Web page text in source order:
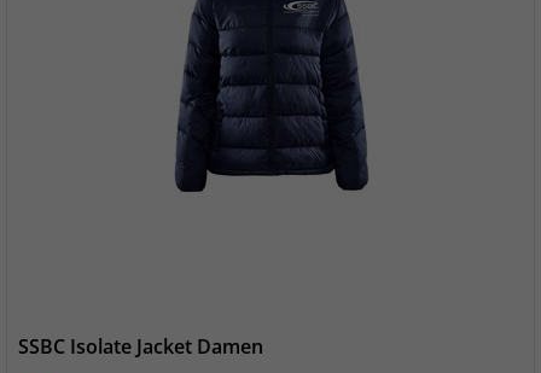
SSBC Isolate Jacket Damen